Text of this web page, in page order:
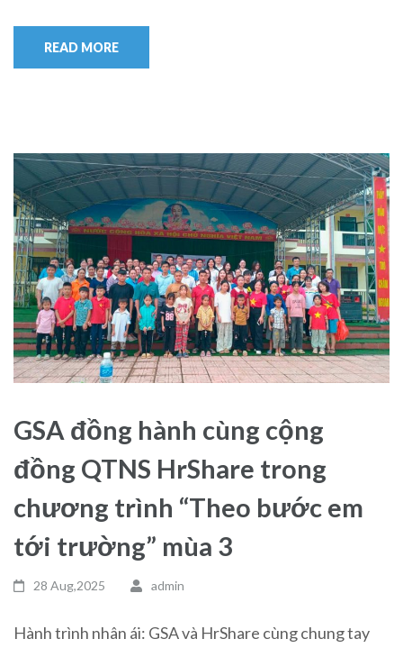
READ MORE
GSA đồng hành cùng cộng
đồng QTNS HrShare trong
chương trình “Theo bước em
tới trường” mùa 3
28 Aug,2025 admin
Hành trình nhân ái: GSA và HrShare cùng chung tay